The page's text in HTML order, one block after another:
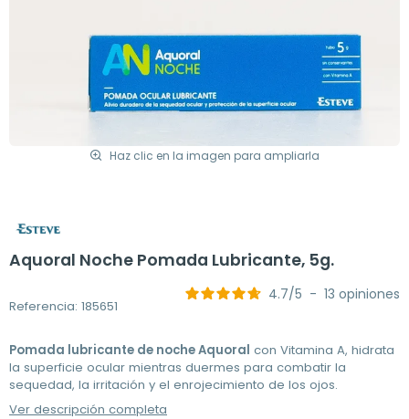
Haz clic en la imagen para ampliarla
Aquoral Noche Pomada Lubricante, 5g.
Referencia: 185651
4.7/5 - 13 opiniones
Pomada lubricante de noche Aquoral con Vitamina A, hidrata
la superficie ocular mientras duermes para combatir la
sequedad, la irritación y el enrojecimiento de los ojos.
Ver descripción completa